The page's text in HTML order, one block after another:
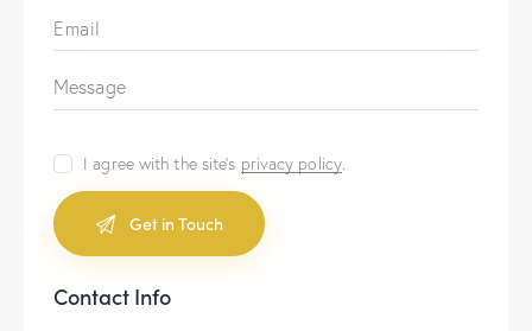
I agree with the site’s privacy policy.
l
Contact Info